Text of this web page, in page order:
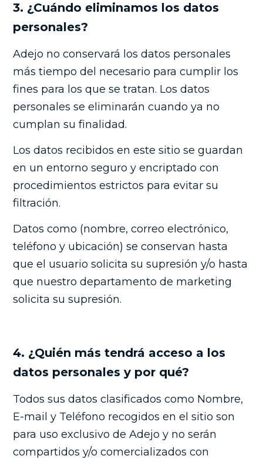
3. ¿Cuándo eliminamos los datos
personales?
Adejo no conservará los datos personales
más tiempo del necesario para cumplir los
fines para los que se tratan. Los datos
personales se eliminarán cuando ya no
cumplan su finalidad.
Los datos recibidos en este sitio se guardan
en un entorno seguro y encriptado con
procedimientos estrictos para evitar su
filtración.
Datos como (nombre, correo electrónico,
teléfono y ubicación) se conservan hasta
que el usuario solicita su supresión y/o hasta
que nuestro departamento de marketing
solicita su supresión.
4. ¿Quién más tendrá acceso a los
datos personales y por qué?
Todos sus datos clasificados como Nombre,
E-mail y Teléfono recogidos en el sitio son
para uso exclusivo de Adejo y no serán
compartidos y/o comercializados con